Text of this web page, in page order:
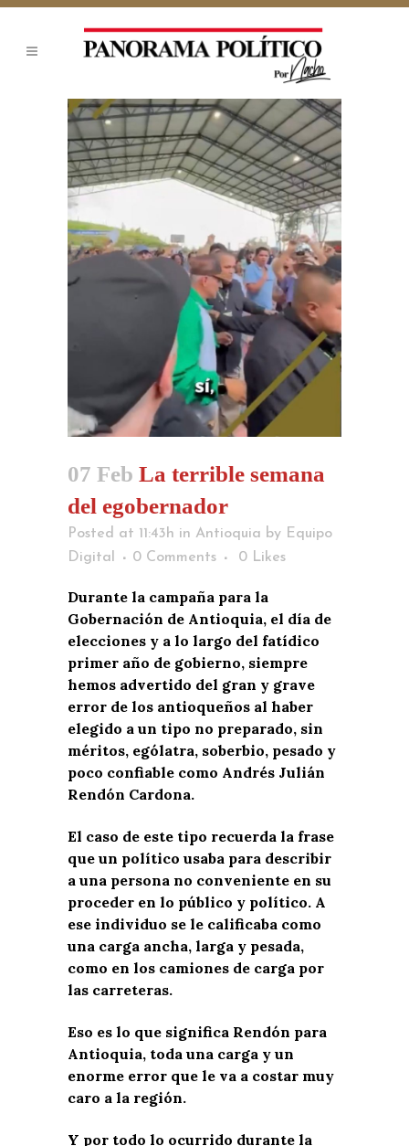
07 Feb La terrible semana
del egobernador
Posted at 11:43h in Antioquia by Equipo
Digital
0 Comments 0 Likes
Durante la campaña para la
Gobernación de Antioquia, el día de
elecciones y a lo largo del fatídico
primer año de gobierno, siempre
hemos advertido del gran y grave
error de los antioqueños al haber
elegido a un tipo no preparado, sin
méritos, ególatra, soberbio, pesado y
poco confiable como Andrés Julián
Rendón Cardona.
El caso de este tipo recuerda la frase
que un político usaba para describir
a una persona no conveniente en su
proceder en lo público y político. A
ese individuo se le calificaba como
una carga ancha, larga y pesada,
como en los camiones de carga por
las carreteras.
Eso es lo que significa Rendón para
Antioquia, toda una carga y un
enorme error que le va a costar muy
caro a la región.
Y por todo lo ocurrido durante la